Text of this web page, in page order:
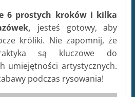
6 prostych kroków i kilka
jesteś gotowy, aby
króliki. Nie zapomnij, że
są kluczowe do
umiejętności artystycznych.
podczas rysowania!